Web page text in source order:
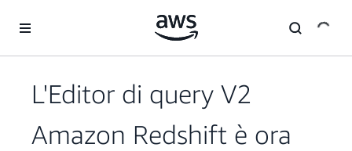
L'Editor di query V2
Amazon Redshift è ora